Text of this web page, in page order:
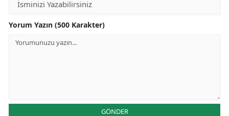
Yorum Yazın (500 Karakter)
GÖNDER